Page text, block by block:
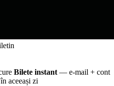
Bilete instant — e-mail + cont
aceeași zi